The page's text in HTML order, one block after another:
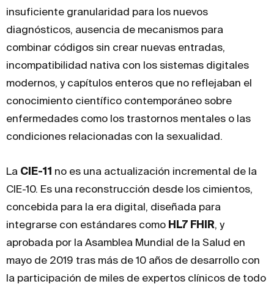
insuficiente granularidad para los nuevos
diagnósticos, ausencia de mecanismos para
combinar códigos sin crear nuevas entradas,
incompatibilidad nativa con los sistemas digitales
modernos, y capítulos enteros que no reflejaban el
conocimiento científico contemporáneo sobre
enfermedades como los trastornos mentales o las
condiciones relacionadas con la sexualidad.
La CIE-11 no es una actualización incremental de la
CIE-10. Es una reconstrucción desde los cimientos,
concebida para la era digital, diseñada para
integrarse con estándares como HL7 FHIR, y
aprobada por la Asamblea Mundial de la Salud en
mayo de 2019 tras más de 10 años de desarrollo con
la participación de miles de expertos clínicos de todo